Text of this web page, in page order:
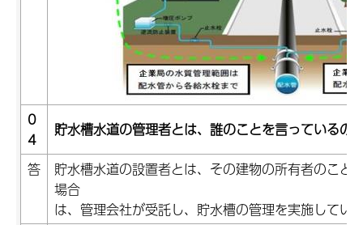
0
4
貯水槽水道の管理者とは、誰のことを言っているの
答
貯水槽水道の設置者とは、その建物の所有者のこと
場合
は、管理会社が受託し、貯水槽の管理を実施してい